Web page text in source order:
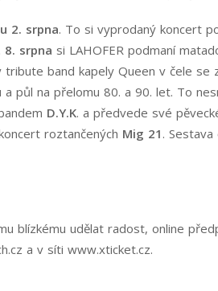
2. srpna. To si vyprodaný koncert
8. srpna si LAHOFER podmaní
tribute band kapely Queen v čele se
půl na přelomu 80. a 90. let. To
D.Y.K. a předvede své
roztančených Mig 21 .
blízkému udělat radost, online
a v síti www.xticket.cz.